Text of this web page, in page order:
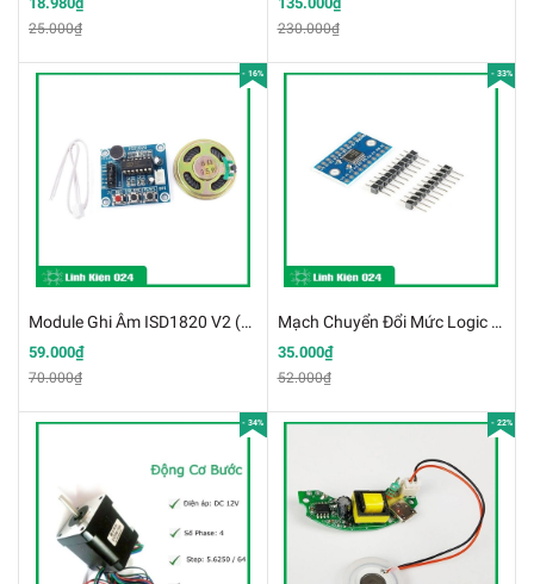
25.000₫ 230.000₫
- 16%
Module Ghi Âm ISD1820 V2 (k5c6)
59.000₫
70.000₫
- 33%
Mạch Chuyển Đổi Mức Logic 2 Chiều 8 Kênh TXS0108 k2k17
35.000₫
52.000₫
- 34% - 22%